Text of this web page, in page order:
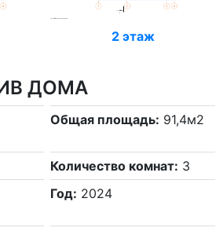
2 этаж
ДОМА
Общая площадь: 91,4м2
Количество комнат: 3
Год: 2024